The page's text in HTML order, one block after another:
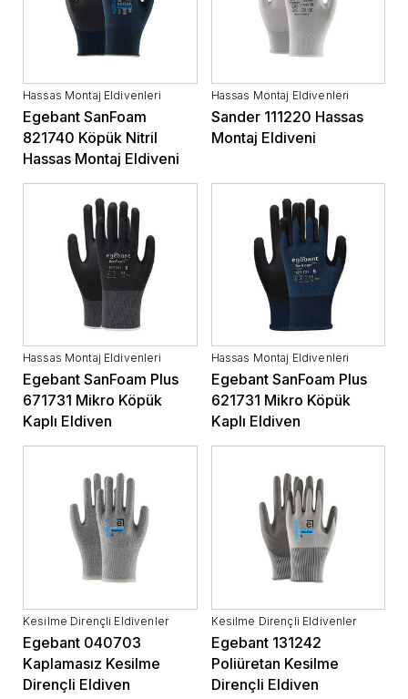
Kesilme Dirençli Eldivenler
Egebant 040703
Kaplamasız Kesilme
Dirençli Eldiven
Kesilme Dirençli Eldivenler
Egebant 131242
Poliüretan Kesilme
Dirençli Eldiven
Hassas Montaj Eldivenleri
Egebant SanFoam
821740 Köpük Nitril
Hassas Montaj Eldiveni
Hassas Montaj Eldivenleri
Sander 111220 Hassas
Montaj Eldiveni
Hassas Montaj Eldivenleri
Egebant SanFoam Plus
671731 Mikro Köpük
Kaplı Eldiven
Hassas Montaj Eldivenleri
Egebant SanFoam Plus
621731 Mikro Köpük
Kaplı Eldiven